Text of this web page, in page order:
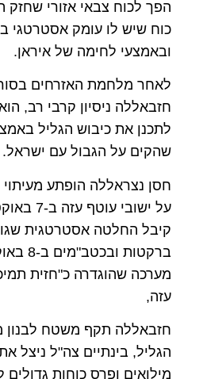
הפך לכוח צבאי אזורי שחזק
כוח שיש לו עומק אסטרטגי
ובאמצעי לחימה של איראן.
לאחר מלחמת האזרחים
חזבאללה ניסיון קרבי רב,
לתכנן את כיבוש הגליל
שהקים על הגבול עם ישראל.
חסן נצראללה הופתע
על
קיבל החלטה אסטרטגית
מערכה שהוגדרה כ"חזית
עזה,
חזבאללה תקף משטח לבנון
הגליל, בינתיים צה"ל ניצל
מילואים ופרס כוחות